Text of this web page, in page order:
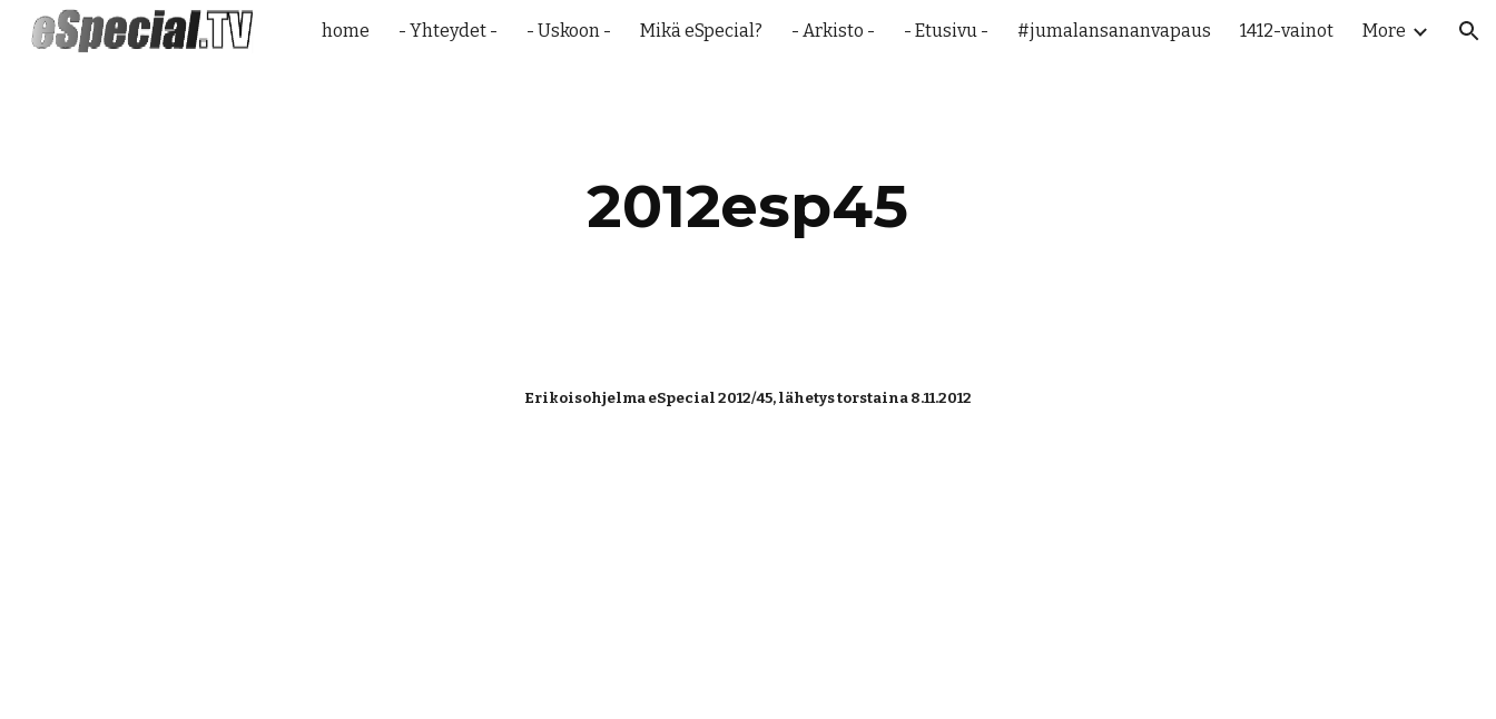
Skip to main content Skip to navigation
home - Yhteydet - - Uskoon - Mikä eSpecial? - Arkisto - - Etusivu - #jumalansananvapaus 1412-vainot More
2012esp45
Erikoisohjelma eSpecial 2012/45, lähetys torstaina 8.11.2012